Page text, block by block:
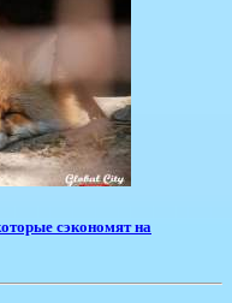
сэкономят на